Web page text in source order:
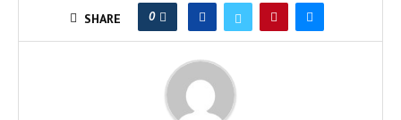
SHARE 0